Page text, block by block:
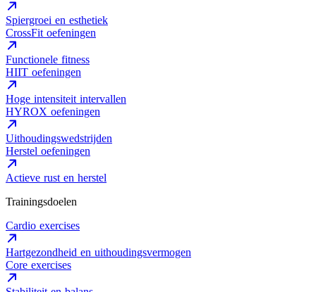
Spiergroei en esthetiek
CrossFit oefeningen
Functionele fitness
HIIT oefeningen
Hoge intensiteit intervallen
HYROX oefeningen
Uithoudingswedstrijden
Herstel oefeningen
Actieve rust en herstel
Trainingsdoelen
Cardio exercises
Hartgezondheid en uithoudingsvermogen
Core exercises